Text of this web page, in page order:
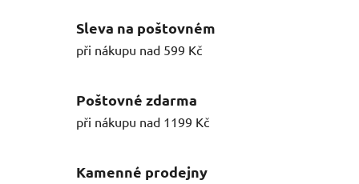
Sleva na poštovném
při nákupu nad 599 Kč
Poštovné zdarma
při nákupu nad 1199 Kč
Kamenné prodejny